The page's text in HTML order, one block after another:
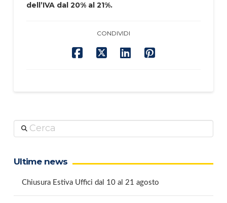
dell’IVA dal 20% al 21%.
CONDIVIDI
Cerca
Ultime news
Chiusura Estiva Uffici dal 10 al 21 agosto